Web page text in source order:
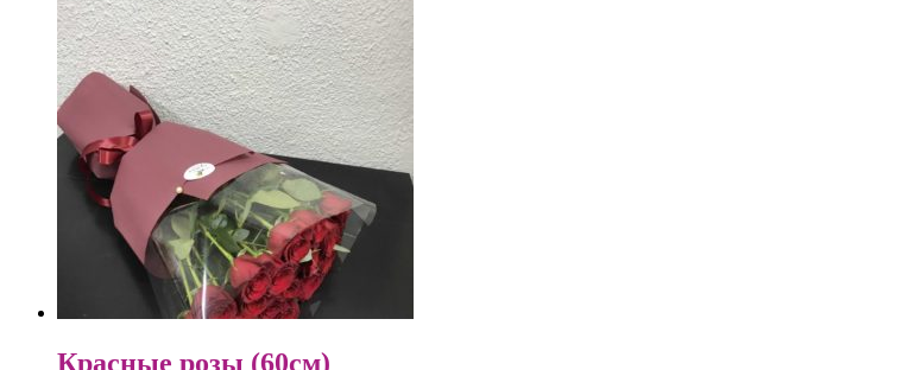
Красные розы (60см)